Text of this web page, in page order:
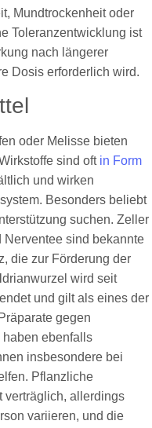
Mundtrockenheit oder
Toleranzentwicklung ist
nach längerer
Dosis erforderlich wird.
oder Melisse bieten
sind oft in Form
und wirken
Besonders beliebt
suchen. Zeller
Nerventee sind bekannte
die zur Förderung der
wird seit
und gilt als eines der
gegen
ebenfalls
insbesondere bei
Pflanzliche
verträglich, allerdings
variieren, und die